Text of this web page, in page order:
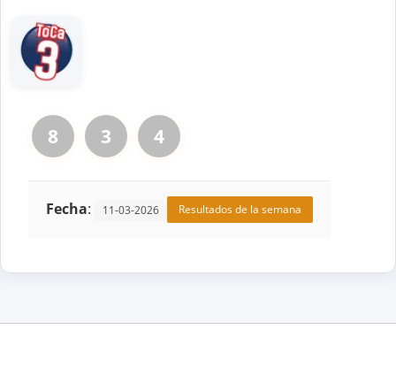
8 3 4
Fecha: 11-03-2026 Resultados de la semana